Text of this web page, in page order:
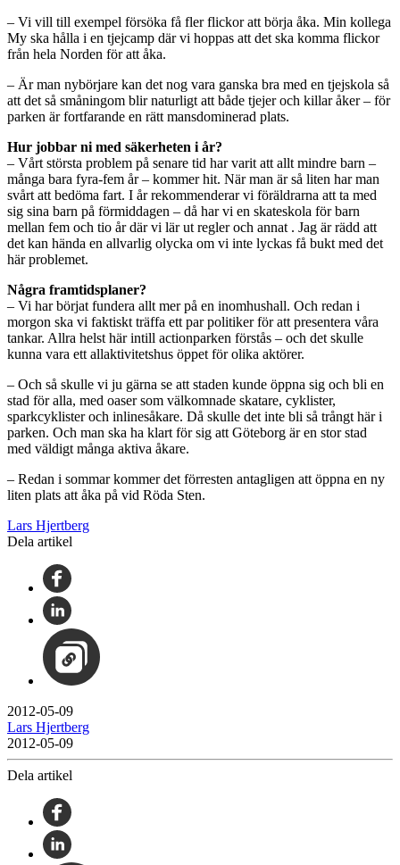
– Vi vill till exempel försöka få fler flickor att börja åka. Min kollega
My ska hålla i en tjejcamp där vi hoppas att det ska komma flickor
från hela Norden för att åka.
– Är man nybörjare kan det nog vara ganska bra med en tjejskola så
att det så småningom blir naturligt att både tjejer och killar åker – för
parken är fortfarande en rätt mansdominerad plats.
Hur jobbar ni med säkerheten i år?
– Vårt största problem på senare tid har varit att allt mindre barn –
många bara fyra-fem år – kommer hit. När man är så liten har man
svårt att bedöma fart. I år rekommenderar vi föräldrarna att ta med
sig sina barn på förmiddagen – då har vi en skateskola för barn
mellan fem och tio år där vi lär ut regler och annat . Jag är rädd att
det kan hända en allvarlig olycka om vi inte lyckas få bukt med det
här problemet.
Några framtidsplaner?
– Vi har börjat fundera allt mer på en inomhushall. Och redan i
morgon ska vi faktiskt träffa ett par politiker för att presentera våra
tankar. Allra helst här intill actionparken förstås – och det skulle
kunna vara ett allaktivitetshus öppet för olika aktörer.
– Och så skulle vi ju gärna se att staden kunde öppna sig och bli en
stad för alla, med oaser som välkomnade skatare, cyklister,
sparkcyklister och inlinesåkare. Då skulle det inte bli så trångt här i
parken. Och man ska ha klart för sig att Göteborg är en stor stad
med väldigt många aktiva åkare.
– Redan i sommar kommer det förresten antagligen att öppna en ny
liten plats att åka på vid Röda Sten.
Lars Hjertberg
Dela artikel
2012-05-09
Lars Hjertberg
2012-05-09
Dela artikel